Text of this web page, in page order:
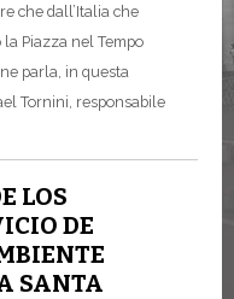
che dall’Italia che
Piazza nel Tempo
parla, in questa
Tornini, responsabile
LOS
DE
SANTA